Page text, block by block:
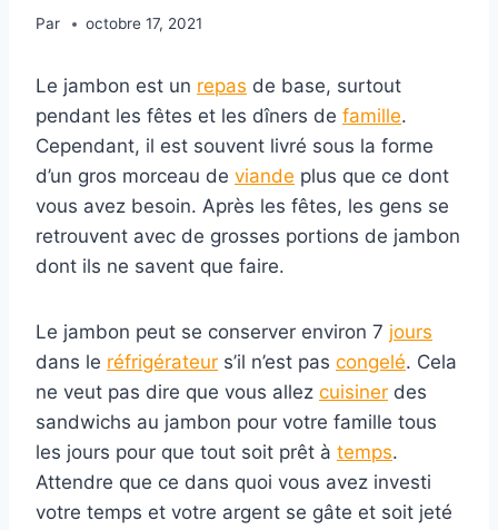
Par octobre 17, 2021
Le jambon est un repas de base, surtout
pendant les fêtes et les dîners de famille.
Cependant, il est souvent livré sous la forme
d’un gros morceau de viande plus que ce dont
vous avez besoin. Après les fêtes, les gens se
retrouvent avec de grosses portions de jambon
dont ils ne savent que faire.
Le jambon peut se conserver environ 7 jours
dans le réfrigérateur s’il n’est pas congelé. Cela
ne veut pas dire que vous allez cuisiner des
sandwichs au jambon pour votre famille tous
les jours pour que tout soit prêt à temps.
Attendre que ce dans quoi vous avez investi
votre temps et votre argent se gâte et soit jeté